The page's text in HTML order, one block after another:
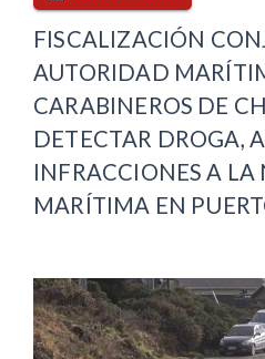
FISCALIZACIÓN
AUTORIDAD
CARABINEROS DE
DETECTAR DROGA,
INFRACCIONES A
MARÍTIMA EN